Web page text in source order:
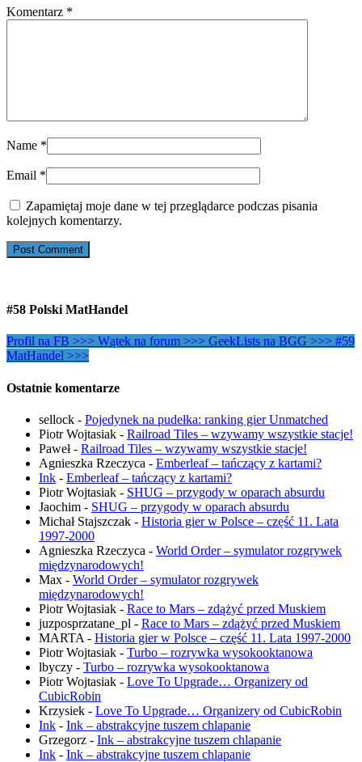
Komentarz *
Name *
Email *
Zapamiętaj moje dane w tej przeglądarce podczas pisania
kolejnych komentarzy.
#58 Polski MatHandel
Profil na FB >>> Wątek na forum >>> GeekLists na BGG >>> #59
MatHandel >>>
Ostatnie komentarze
sellock - Pojedynek na pudełka: ranking gier Unmatched
Piotr Wojtasiak - Railroad Tiles – wzywamy wszystkie stacje!
Paweł- Railroad Tiles – wzywamy wszystkie stacje!
Agnieszka Rzeczyca - Emberleaf – tańczący z kartami?
Ink - Emberleaf – tańczący z kartami?
Piotr Wojtasiak - SHUG – przygody w oparach absurdu
Jaochim - SHUG – przygody w oparach absurdu
Michał Stajszczak - Historia gier w Polsce – część 11. Lata
1997-2000
Agnieszka Rzeczyca - World Order – symulator rozgrywek
międzynarodowych!
Max - World Order – symulator rozgrywek
międzynarodowych!
Piotr Wojtasiak - Race to Mars – zdążyć przed Muskiem
juzposprzatane_pl - Race to Mars – zdążyć przed Muskiem
MARTA - Historia gier w Polsce – część 11. Lata 1997-2000
Piotr Wojtasiak - Turbo – rozrywka wysokooktanowa
lbyczy - Turbo – rozrywka wysokooktanowa
Piotr Wojtasiak - Love To Upgrade… Organizery od
CubicRobin
Krzysiek - Love To Upgrade… Organizery od CubicRobin
Ink - Ink – abstrakcyjne tuszem chlapanie
Grzegorz - Ink – abstrakcyjne tuszem chlapanie
Ink - Ink – abstrakcyjne tuszem chlapanie